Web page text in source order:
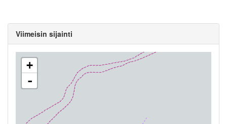
Viimeisin sijainti
+
-